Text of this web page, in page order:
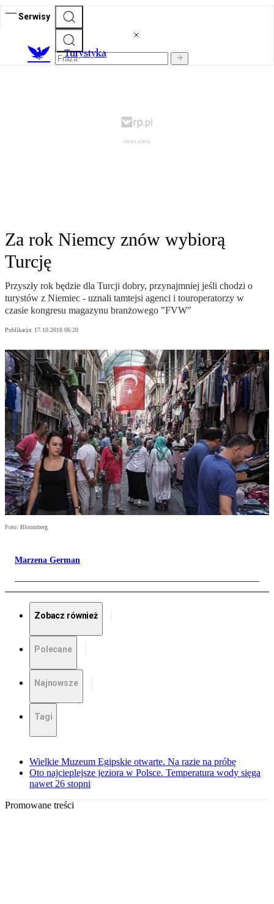
Serwisy
Turystyka
Za rok Niemcy znów wybiorą
Turcję
Przyszły rok będzie dla Turcji dobry, przynajmniej jeśli chodzi o
turystów z Niemiec - uznali tamtejsi agenci i touroperatorzy w
czasie kongresu magazynu branżowego "FVW"
Publikacja: 17.10.2018 06:20
Foto: Bloomberg
Marzena German
Zobacz również
Polecane
Najnowsze
Tagi
Wielkie Muzeum Egipskie otwarte. Na razie na próbę
Oto najcieplejsze jeziora w Polsce. Temperatura wody sięga
nawet 26 stopni
Promowane treści